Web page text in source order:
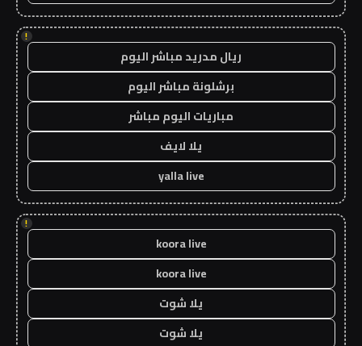
!
ريال مدريد مباشر اليوم
برشلونة مباشر اليوم
مباريات اليوم مباشر
يلا لايف
yalla live
!
koora live
koora live
يلا شوت
يلا شوت